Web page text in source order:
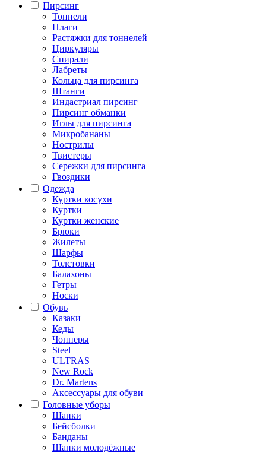
Пирсинг
Тоннели
Плаги
Растяжки для тоннелей
Циркуляры
Спирали
Лабреты
Кольца для пирсинга
Штанги
Индастриал пирсинг
Пирсинг обманки
Иглы для пирсинга
Микробананы
Нострилы
Твистеры
Сережки для пирсинга
Гвоздики
Одежда
Куртки косухи
Куртки
Куртки женские
Брюки
Жилеты
Шарфы
Толстовки
Балахоны
Гетры
Носки
Обувь
Казаки
Кеды
Чопперы
Steel
ULTRAS
New Rock
Dr. Martens
Аксессуары для обуви
Головные уборы
Шапки
Бейсболки
Банданы
Шапки молодёжные